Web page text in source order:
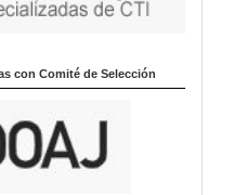
con Comité de Selección